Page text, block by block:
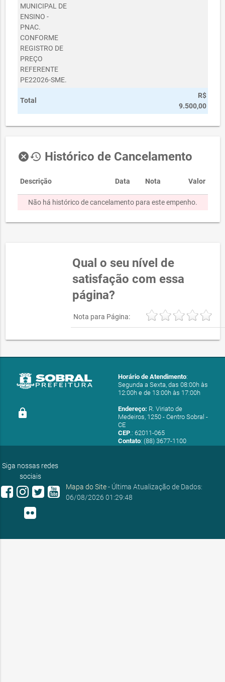
MUNICIPAL DE
ENSINO -
PNAC.
CONFORME
REGISTRO DE
PREÇO
REFERENTE
PE22026-SME.
Total
R$
9.500,00
cancelhistory Histórico de Cancelamento
Descrição Data Nota Valor
Não há histórico de cancelamento para este empenho.
Qual o seu nível de
satisfação com essa
página?
Nota para Página:
lock
Horário de Atendimento:
Segunda a Sexta, das 08:00h às
12:00h e de 13:00h às 17:00h
Endereço: R. Viriato de
Medeiros, 1250 - Centro Sobral -
CE
CEP.: 62011-065
Contato: (88) 3677-1100
Siga nossas redes
sociais
Mapa do Site- Última Atualização de Dados:
06/08/2026 01:29:48